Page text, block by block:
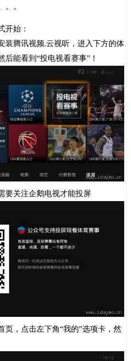
。。
开始：
装腾讯视频.云视听，进入下方的体
能看到“投电视看赛事”！
要关注企鹅电视才能投屏
页，点击左下角“我的”选项卡，然